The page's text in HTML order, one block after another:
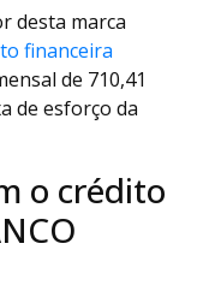
desta marca
financeira
de 710,41
de esforço da
o crédito